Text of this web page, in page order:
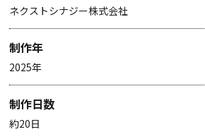
ネクストシナジー株式会社
制作年
2025年
制作日数
約20日